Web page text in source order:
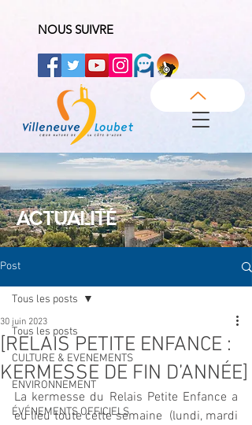
NOUS SUIVRE
ACTUALITÉ
Post
Tous les posts
CULTURE & EVENEMENTS
ENVIRONNEMENT
ÉVÉNEMENTS OFFICIELS
Tous les posts
[RELAIS PETITE ENFANCE :
KERMESSE DE FIN D’ANNÉE]
30 juin 2023
La kermesse du Relais Petite Enfance a
eu lieu toute cette semaine  (lundi, mardi